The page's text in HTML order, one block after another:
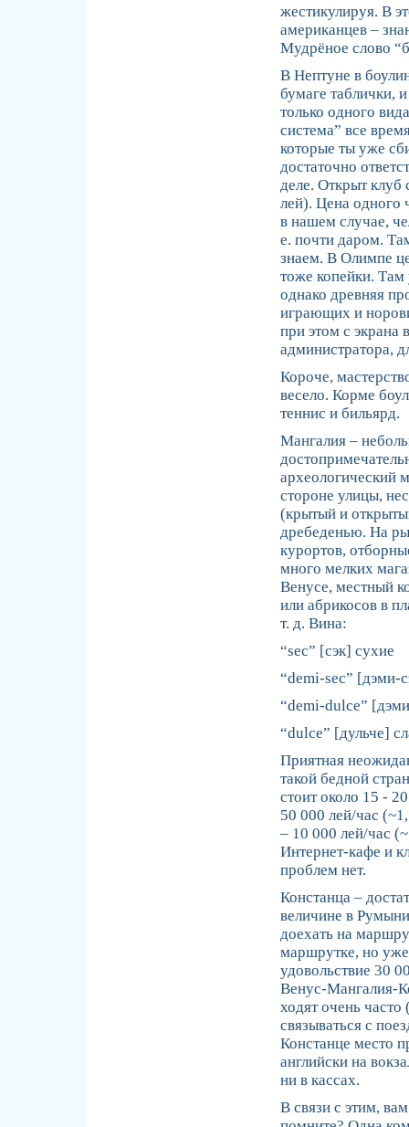
жестикулируя. В
американцев –
Мудрёное слово
В Нептуне в
бумаге таблички,
только одного
система” все
которые ты уже
достаточно
деле. Открыт клуб
лей). Цена одного
в нашем случае,
е. почти даром.
знаем. В Олимпе
тоже копейки. Там
однако древняя
играющих и
при этом с экрана
администратора,
Короче,
весело. Корме
теннис и бильярд.
Мангалия –
археологический
стороне улицы,
(крытый и
дребеденью. На
курортов,
много мелких
Венусе, местный
или абрикосов в
т. д. Вина:
“sec” [сэк] сухие
“demi-sec” [дэми-
“demi-dulce”
“dulce” [дульче]
Приятная
такой бедной
стоит около 15 -
50 000 лей/час
– 10 000 лей/час
Интернет-кафе и
проблем нет.
Констанца –
величине в
доехать на
маршрутке, но уже
удовольствие 30
Венус-Мангалия-
ходят очень
связываться с
Констанце место
английски на
ни в кассах.
В связи с этим,